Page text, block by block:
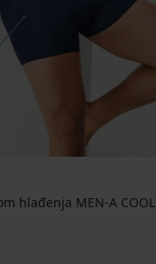
hlađenja MEN-A COOL